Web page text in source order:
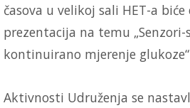
časova u velikoj sali HET-a
prezentacija na temu
kontinuirano mjerenje
Aktivnosti Udruženja se